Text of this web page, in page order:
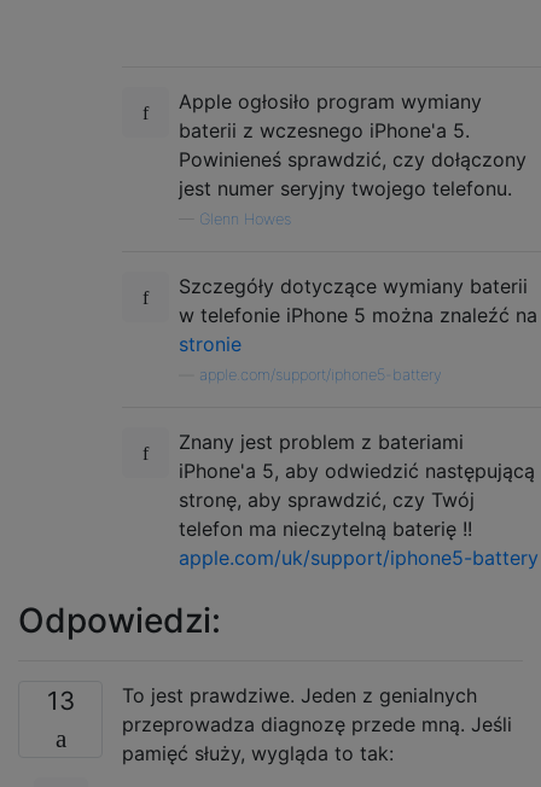
Apple ogłosiło program wymiany
baterii z wczesnego iPhone'a 5.
Powinieneś sprawdzić, czy dołączony
jest numer seryjny twojego telefonu.
Glenn Howes
Szczegóły dotyczące wymiany baterii
w telefonie iPhone 5 można znaleźć na
stronie
apple.com/support/iphone5-battery
Znany jest problem z bateriami
iPhone'a 5, aby odwiedzić następującą
stronę, aby sprawdzić, czy Twój
telefon ma nieczytelną baterię !!
apple.com/uk/support/iphone5-battery
Odpowiedzi:
13
To jest prawdziwe. Jeden z genialnych
przeprowadza diagnozę przede mną. Jeśli
pamięć służy, wygląda to tak: